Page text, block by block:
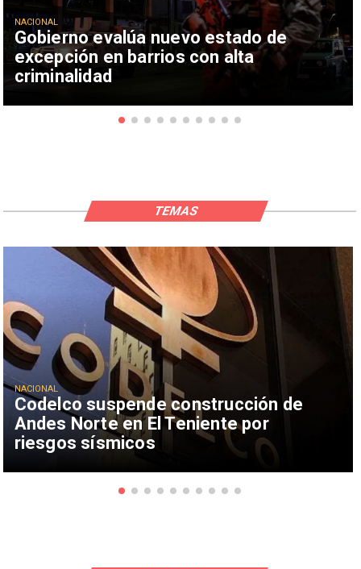
Gobierno evalúa nuevo estado de
excepción en barrios con alta
criminalidad
NACIONAL
Codelco suspende construcción de
Andes Norte en El Teniente por
riesgos sísmicos
NACIONAL
TEMAS